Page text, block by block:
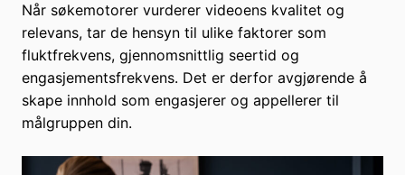
Når søkemotorer vurderer videoens kvalitet og
relevans, tar de hensyn til ulike faktorer som
fluktfrekvens, gjennomsnittlig seertid og
engasjementsfrekvens. Det er derfor avgjørende å
skape innhold som engasjerer og appellerer til
målgruppen din.